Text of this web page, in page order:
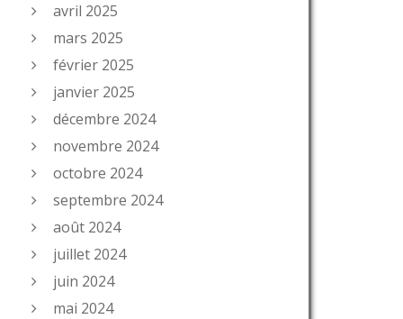
avril 2025
mars 2025
février 2025
janvier 2025
décembre 2024
novembre 2024
octobre 2024
septembre 2024
août 2024
juillet 2024
juin 2024
mai 2024